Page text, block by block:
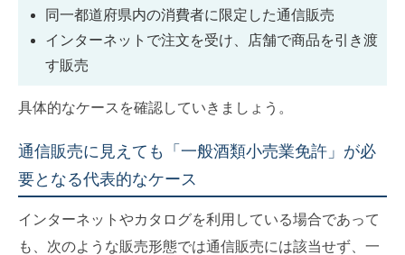
同一都道府県内の消費者に限定した通信販売
インターネットで注文を受け、店舗で商品を引き渡
す販売
具体的なケースを確認していきましょう。
通信販売に見えても「一般酒類小売業免許」が必
要となる代表的なケース
インターネットやカタログを利用している場合であって
も、次のような販売形態では通信販売には該当せず、一